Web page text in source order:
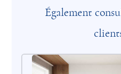
Également